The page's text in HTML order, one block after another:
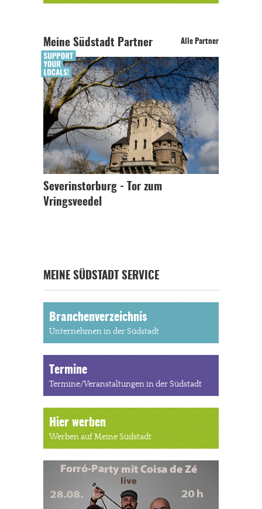
Meine Südstadt Partner Alle Partner
Severinstorburg - Tor zum
Vringsveedel
MEINE SÜDSTADT SERVICE
Branchenverzeichnis
Unternehmen in der Südstadt
Termine
Termine/Veranstaltungen in der Südstadt
Hier werben
Werben auf Meine Südstadt